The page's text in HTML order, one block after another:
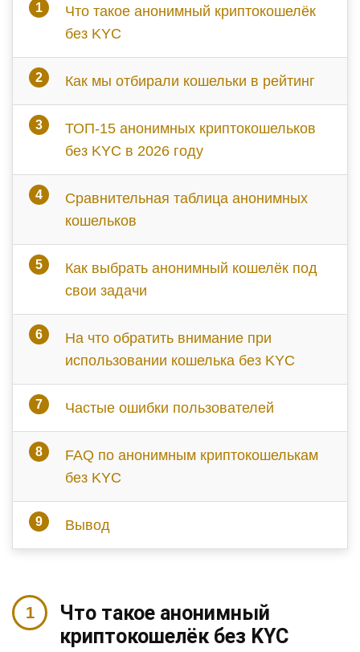
Что такое анонимный криптокошелёк
без KYC
Как мы отбирали кошельки в рейтинг
ТОП-15 анонимных криптокошельков
без KYC в 2026 году
Сравнительная таблица анонимных
кошельков
Как выбрать анонимный кошелёк под
свои задачи
На что обратить внимание при
использовании кошелька без KYC
Частые ошибки пользователей
FAQ по анонимным криптокошелькам
без KYC
Вывод
Что такое анонимный
криптокошелёк без KYC